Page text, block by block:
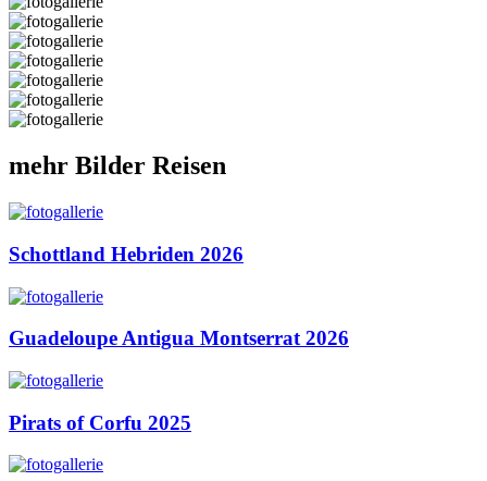
mehr Bilder Reisen
Schottland Hebriden 2026
Guadeloupe Antigua Montserrat 2026
Pirats of Corfu 2025